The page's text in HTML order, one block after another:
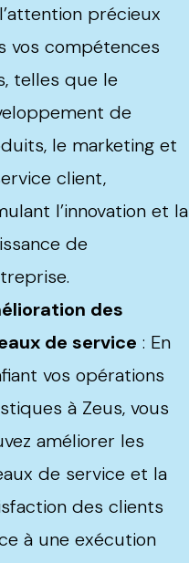
précieux
vos compétences
telles que le
de
le marketing et
client,
l’innovation et la
de
des
de service : En
vos opérations
à Zeus, vous
améliorer les
de service et la
des clients
à une exécution